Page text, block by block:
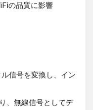
の品質に影響
信号を変換し、イン
、無線信号としてデ